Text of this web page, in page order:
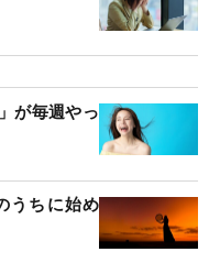
が毎週やっ
うちに始め